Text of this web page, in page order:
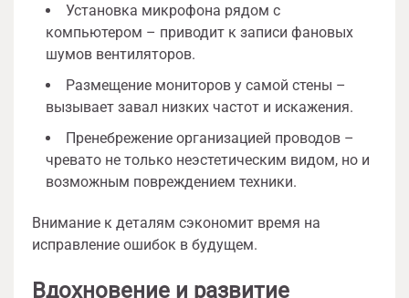
Установка микрофона рядом с
компьютером – приводит к записи фановых
шумов вентиляторов.
Размещение мониторов у самой стены –
вызывает завал низких частот и искажения.
Пренебрежение организацией проводов –
чревато не только неэстетическим видом, но и
возможным повреждением техники.
Внимание к деталям сэкономит время на
исправление ошибок в будущем.
Вдохновение и развитие